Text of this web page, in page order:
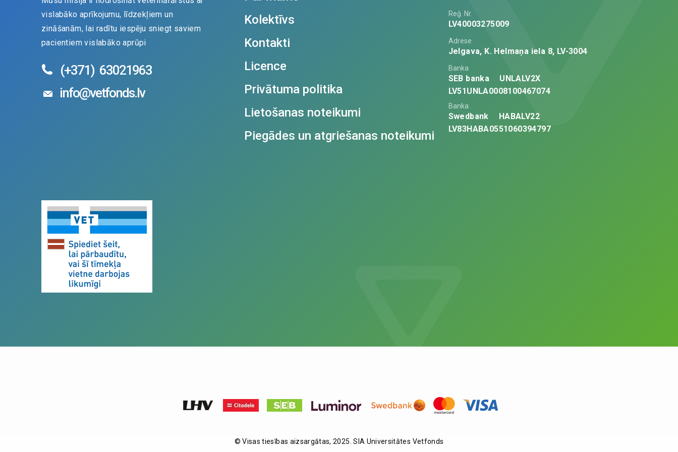
vislabāko aprīkojumu, līdzekļiem un
zināšanām, lai radītu iespēju sniegt saviem
pacientiem vislabāko aprūpi
(+371) 63021963
info@vetfonds.lv
Kolektīvs
Kontakti
Licence
Privātuma politika
Lietošanas noteikumi
Piegādes un atgriešanas noteikumi
Reģ. Nr.
LV40003275009
Adrese
Jelgava, K. Helmaņa iela 8, LV-3004
Banka
SEB banka
UNLALV2X
LV51UNLA0008100467074
Banka
Swedbank
HABALV22
LV83HABA0551060394797
© Visas tiesības aizsargātas, 2025. SIA Universitātes Vetfonds